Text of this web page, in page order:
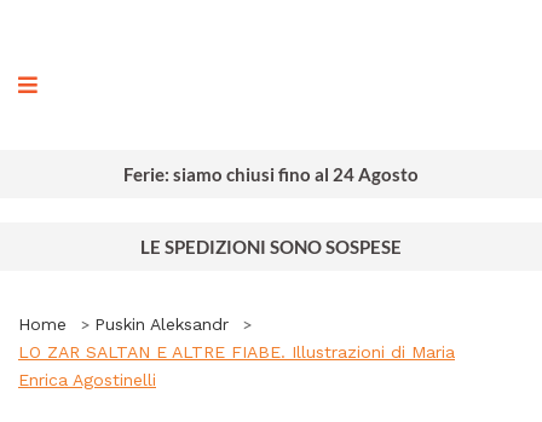
Ferie: siamo chiusi fino al 24 Agosto
LE SPEDIZIONI SONO SOSPESE
Home
Puskin Aleksandr
LO ZAR SALTAN E ALTRE FIABE. Illustrazioni di Maria
Enrica Agostinelli